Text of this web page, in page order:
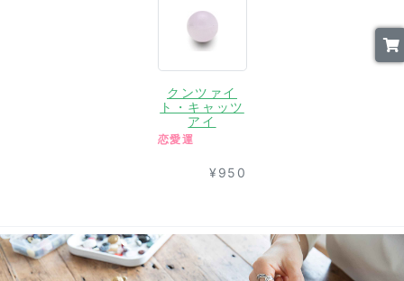
クンツァイ
ト・キャッツ
アイ
恋愛運
¥950